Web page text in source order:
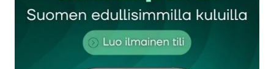
Sähköpostiosoitettasi ei julkaista.Pakolliset
kentät on merkitty*